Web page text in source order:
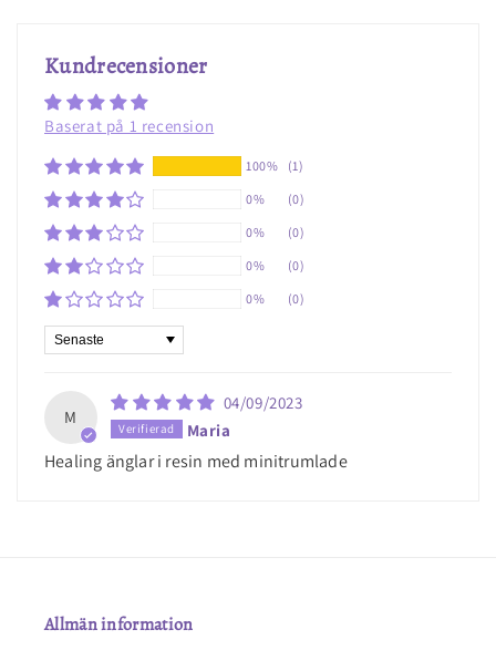
Kundrecensioner
Baserat på 1 recension
100%
(1)
0%
(0)
0%
(0)
0%
(0)
0%
(0)
Sort by
M
04/09/2023
Maria
Healing änglar i resin med minitrumlade
Allmän information